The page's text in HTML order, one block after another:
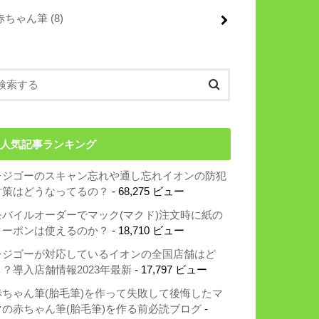
ちゃん筆 (8)
人気記事ランキング
ジゴーのスキャン忘れや通し忘れイオンの防犯
策はどうなってるの？ - 68,275 ビュー
バイルオーダーでマック(マクド)注文時に紙の
ーポンは使えるのか？ - 18,710 ビュー
ジゴーが対応しているイオンの全国店舗はど
？導入店舗情報2023年最新 - 17,797 ビュー
ちゃん筆(胎毛筆)を作って失敗して後悔したマ
の赤ちゃん筆(胎毛筆)を作る前必読ブログ -